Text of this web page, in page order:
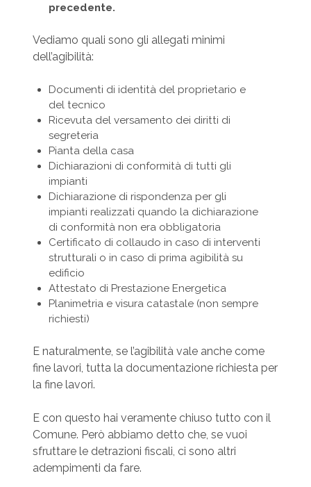
precedente.
Vediamo quali sono gli allegati minimi
dell’agibilità:
Documenti di identità del proprietario e
del tecnico
Ricevuta del versamento dei diritti di
segreteria
Pianta della casa
Dichiarazioni di conformità di tutti gli
impianti
Dichiarazione di rispondenza per gli
impianti realizzati quando la dichiarazione
di conformità non era obbligatoria
Certificato di collaudo in caso di interventi
strutturali o in caso di prima agibilità su
edificio
Attestato di Prestazione Energetica
Planimetria e visura catastale (non sempre
richiesti)
E naturalmente, se l’agibilità vale anche come
fine lavori, tutta la documentazione richiesta per
la fine lavori.
E con questo hai veramente chiuso tutto con il
Comune. Però abbiamo detto che, se vuoi
sfruttare le detrazioni fiscali, ci sono altri
adempimenti da fare.